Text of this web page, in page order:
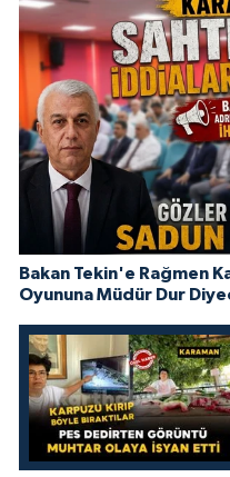
Bakan Tekin'e Rağmen
Oyununa Müdür Dur